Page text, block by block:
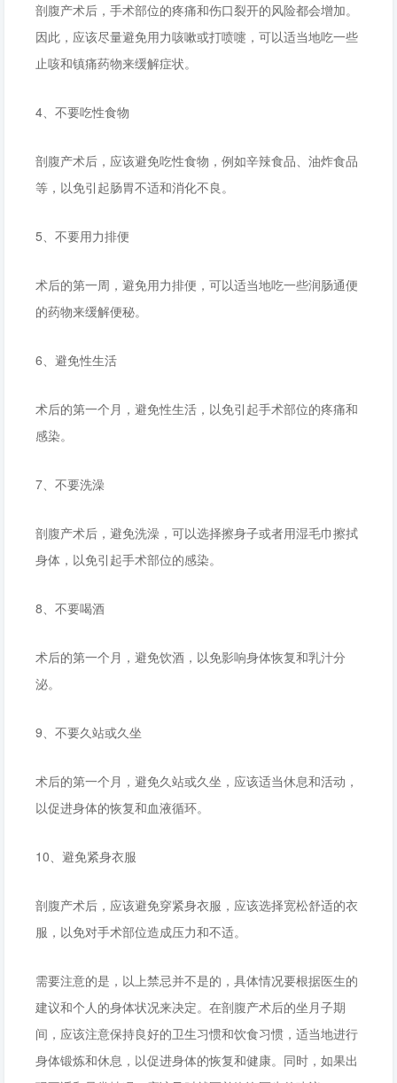
剖腹产术后，手术部位的疼痛和伤口裂开的风险都会增加。
因此，应该尽量避免用力咳嗽或打喷嚏，可以适当地吃一些
止咳和镇痛药物来缓解症状。
4、不要吃性食物
剖腹产术后，应该避免吃性食物，例如辛辣食品、油炸食品
等，以免引起肠胃不适和消化不良。
5、不要用力排便
术后的第一周，避免用力排便，可以适当地吃一些润肠通便
的药物来缓解便秘。
6、避免性生活
术后的第一个月，避免性生活，以免引起手术部位的疼痛和
感染。
7、不要洗澡
剖腹产术后，避免洗澡，可以选择擦身子或者用湿毛巾擦拭
身体，以免引起手术部位的感染。
8、不要喝酒
术后的第一个月，避免饮酒，以免影响身体恢复和乳汁分
泌。
9、不要久站或久坐
术后的第一个月，避免久站或久坐，应该适当休息和活动，
以促进身体的恢复和血液循环。
10、避免紧身衣服
剖腹产术后，应该避免穿紧身衣服，应该选择宽松舒适的衣
服，以免对手术部位造成压力和不适。
需要注意的是，以上禁忌并不是的，具体情况要根据医生的
建议和个人的身体状况来决定。在剖腹产术后的坐月子期
间，应该注意保持良好的卫生习惯和饮食习惯，适当地进行
身体锻炼和休息，以促进身体的恢复和健康。同时，如果出